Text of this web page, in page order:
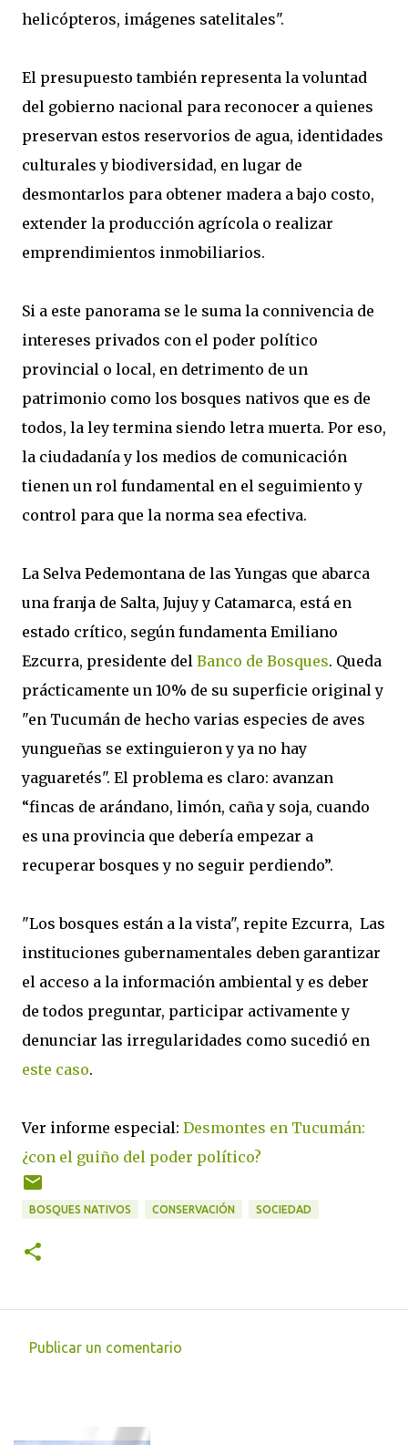
helicópteros, imágenes satelitales".
El presupuesto también representa la voluntad
del gobierno nacional para reconocer a quienes
preservan estos reservorios de agua, identidades
culturales y biodiversidad, en lugar de
desmontarlos para obtener madera a bajo costo,
extender la producción agrícola o realizar
emprendimientos inmobiliarios.
Si a este panorama se le suma la connivencia de
intereses privados con el poder político
provincial o local, en detrimento de un
patrimonio como los bosques nativos que es de
todos, la ley termina siendo letra muerta. Por eso,
la ciudadanía y los medios de comunicación
tienen un rol fundamental en el seguimiento y
control para que la norma sea efectiva.
La Selva Pedemontana de las Yungas que abarca
una franja de Salta, Jujuy y Catamarca, está en
estado crítico, según fundamenta Emiliano
Ezcurra, presidente del Banco de Bosques. Queda
prácticamente un 10% de su superficie original y
"en Tucumán de hecho varias especies de aves
yungueñas se extinguieron y ya no hay
yaguaretés". El problema es claro: avanzan
“fincas de arándano, limón, caña y soja, cuando
es una provincia que debería empezar a
recuperar bosques y no seguir perdiendo”.
"Los bosques están a la vista", repite Ezcurra, Las
instituciones gubernamentales deben garantizar
el acceso a la información ambiental y es deber
de todos preguntar, participar activamente y
denunciar las irregularidades como sucedió en
este caso.
Ver informe especial: Desmontes en Tucumán:
¿con el guiño del poder político?
BOSQUES NATIVOS CONSERVACIÓN SOCIEDAD
Publicar un comentario